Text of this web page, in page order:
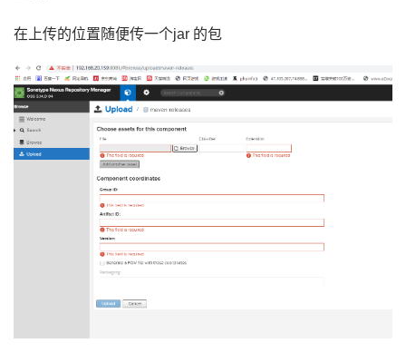
在上传的位置随便传一个jar 的包